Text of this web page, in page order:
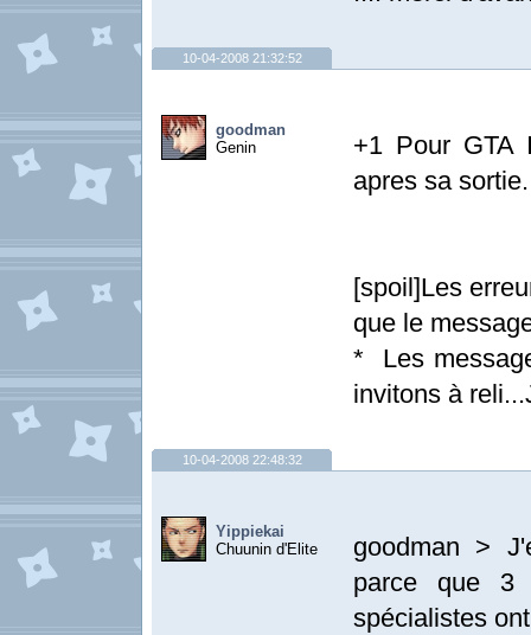
10-04-2008 21:32:52
goodman
Genin
+1 Pour GTA
apres sa sortie.
[spoil]Les
que le
* Les
invitons à
10-04-2008 22:48:32
Yippiekai
Chuunin d'Elite
goodman >
parce que 3
spécialistes